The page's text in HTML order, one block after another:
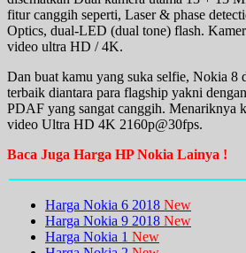
fitur canggih seperti, Laser & phase
Optics, dual-LED (dual tone) flash.
video ultra HD / 4K.
Dan buat kamu yang suka selfie, Nokia 8
terbaik diantara para flagship yakni
PDAF yang sangat canggih. Menariknya
video Ultra HD 4K 2160p@30fps.
Baca Juga Harga HP Nokia Lainya !
Harga Nokia 6 2018 New
Harga Nokia 9 2018 New
Harga Nokia 1 New